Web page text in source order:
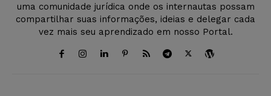
uma comunidade jurídica onde os internautas possam
compartilhar suas informações, ideias e delegar cada
vez mais seu aprendizado em nosso Portal.